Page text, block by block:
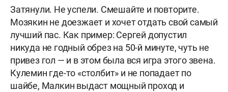
Затянули. Не успели. Смешайте и повторите.
Мозякин не доезжает и хочет отдать свой самый
лучший пас. Как пример: Сергей допустил
никуда не годный обрез на 50-й минуте, чуть не
привез гол — и в этом была вся игра этого звена.
Кулемин где-то «столбит» и не попадает по
шайбе, Малкин выдаст мощный проход и